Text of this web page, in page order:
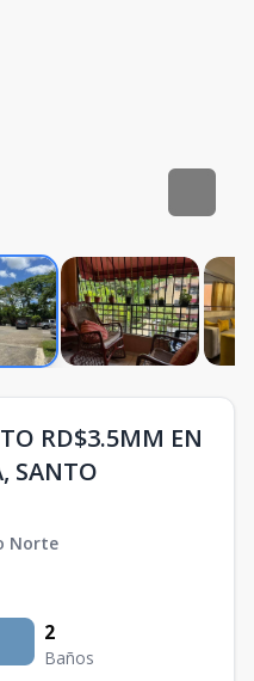
RD$3.5MM EN
SANTO
Norte
2
Baños